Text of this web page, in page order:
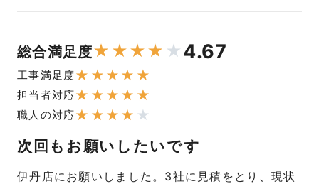
総合満足度★ ★★★ ★ 4.67
工事満足度★ ★ ★ ★ ★
担当者対応★ ★ ★ ★ ★
職人の対応★ ★ ★ ★ ★
次回もお願いしたいです
伊丹店にお願いしました。3社に見積をとり、現状